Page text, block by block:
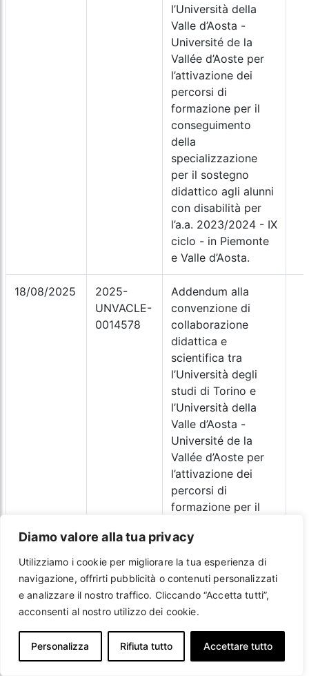
Diamo valore alla tua privacy
Utilizziamo i cookie per migliorare la tua esperienza di
navigazione, offrirti pubblicità o contenuti personalizzati
e analizzare il nostro traffico. Cliccando “Accetta tutti”,
acconsenti al nostro utilizzo dei cookie.
Personalizza Rifiuta tutto Accettare tutto
l’Università della
Valle d’Aosta -
Université de la
Vallée d’Aoste per
l’attivazione dei
percorsi di
formazione per il
conseguimento
della
specializzazione
per il sostegno
didattico agli alunni
con disabilità per
l’a.a. 2023/2024 - IX
ciclo - in Piemonte
e Valle d’Aosta.
18/08/2025
2025-
UNVACLE-
0014578
Addendum alla
convenzione di
collaborazione
didattica e
scientifica tra
l’Università degli
studi di Torino e
l’Università della
Valle d’Aosta -
Université de la
Vallée d’Aoste per
l’attivazione dei
percorsi di
formazione per il
della
specializzazione
per il sostegno
didattico agli alunni
con disabilità per
ciclo - in Piemonte